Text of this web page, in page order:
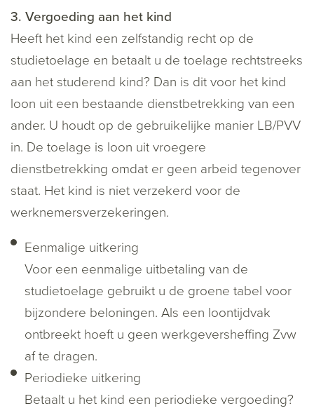
3. Vergoeding aan het kind
Heeft het kind een zelfstandig recht op de
studietoelage en betaalt u de toelage rechtstreeks
aan het studerend kind? Dan is dit voor het kind
loon uit een bestaande dienstbetrekking van een
ander. U houdt op de gebruikelijke manier LB/PVV
in. De toelage is loon uit vroegere
dienstbetrekking omdat er geen arbeid tegenover
staat. Het kind is niet verzekerd voor de
werknemersverzekeringen.
Eenmalige uitkering
Voor een eenmalige uitbetaling van de
studietoelage gebruikt u de groene tabel voor
bijzondere beloningen. Als een loontijdvak
ontbreekt hoeft u geen werkgeversheffing Zvw
af te dragen.
Periodieke uitkering
Betaalt u het kind een periodieke vergoeding?